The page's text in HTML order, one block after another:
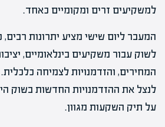
למשקיעים זרים ומקומיים כאחד.
המעבר ליום שישי מציע יתרונות רבים,
לשוק עבור משקיעים בינלאומיים,
המחירים, והזדמנויות לצמיחה
לנצל את ההזדמנויות החדשות בשוק
על תיק השקעות מגוון.